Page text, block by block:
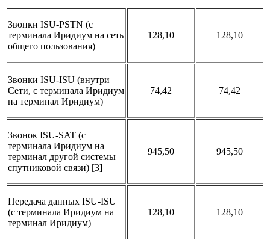
Звонки ISU-PSTN (с
терминала Иридиум на сеть
общего пользования)
128,10 128,10
Звонки ISU-ISU (внутри
Сети, с терминала Иридиум
на терминал Иридиум)
74,42 74,42
Звонок ISU-SAT (c
терминала Иридиум на
терминал другой системы
спутниковой связи) [3]
945,50 945,50
Передача данных ISU-ISU
(с терминала Иридиум на
терминал Иридиум)
128,10 128,10